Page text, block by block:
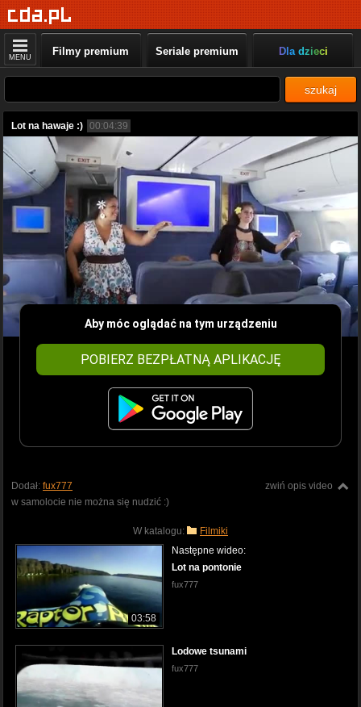
MENU Filmy premium Seriale premium Dla dzieci
szukaj
Lot na hawaje :) 00:04:39
Aby móc oglądać na tym urządzeniu
POBIERZ BEZPŁATNĄ APLIKACJĘ
zwiń opis video
Dodał: fux777
w samolocie nie można się nudzić :)
W katalogu: Filmiki
03:58
Następne wideo:
Lot na pontonie
fux777
Lodowe tsunami
fux777